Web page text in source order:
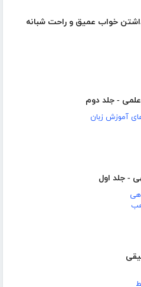
خواب عمیق و راحت شبانه
- جلد دوم
آموزش زبان
- جلد اول